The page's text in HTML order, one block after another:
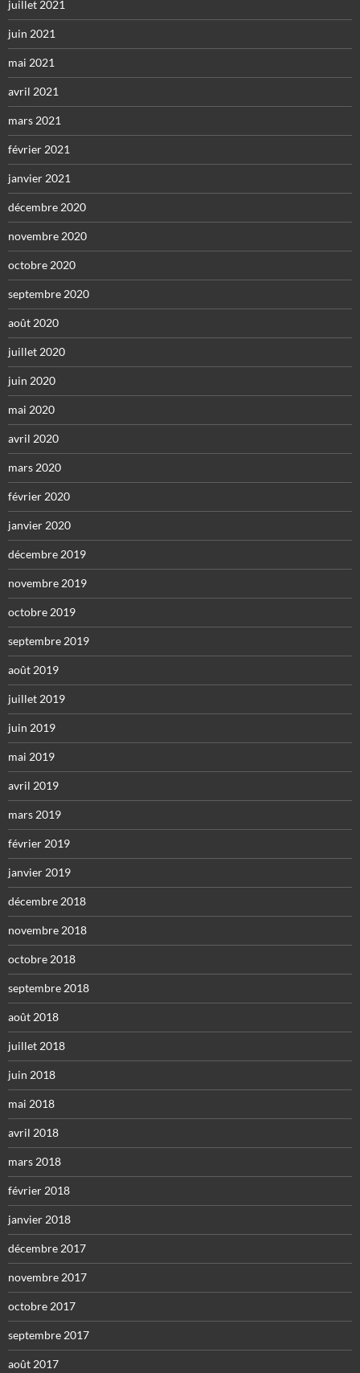
juillet 2021
juin 2021
mai 2021
avril 2021
mars 2021
février 2021
janvier 2021
décembre 2020
novembre 2020
octobre 2020
septembre 2020
août 2020
juillet 2020
juin 2020
mai 2020
avril 2020
mars 2020
février 2020
janvier 2020
décembre 2019
novembre 2019
octobre 2019
septembre 2019
août 2019
juillet 2019
juin 2019
mai 2019
avril 2019
mars 2019
février 2019
janvier 2019
décembre 2018
novembre 2018
octobre 2018
septembre 2018
août 2018
juillet 2018
juin 2018
mai 2018
avril 2018
mars 2018
février 2018
janvier 2018
décembre 2017
novembre 2017
octobre 2017
septembre 2017
août 2017